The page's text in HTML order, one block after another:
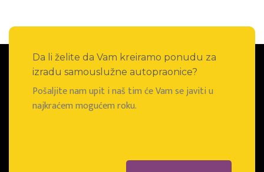
Da li želite da Vam kreiramo ponudu za
izradu samouslužne autopraonice?
Pošaljite nam upit i naš tim će Vam se javiti u
najkraćem mogućem roku.